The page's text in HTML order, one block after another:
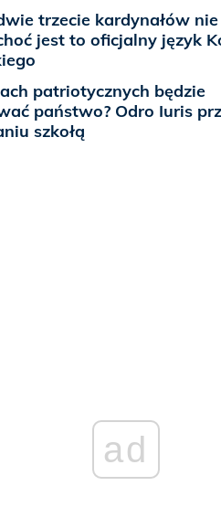
trzecie kardynałów
jest to oficjalny język
patriotycznych będzie
państwo? Odro Iuris
szkołą
ad